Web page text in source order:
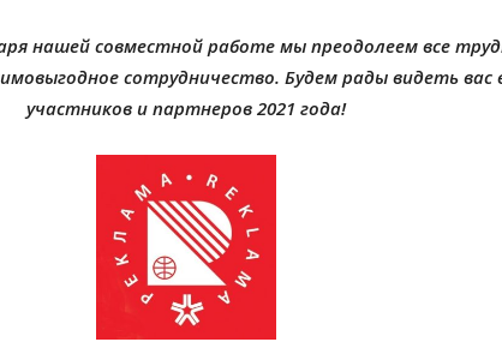
нашей совместной работе мы преодолеем все
сотрудничество. Будем рады видеть вас
участников и партнеров 2021 года!